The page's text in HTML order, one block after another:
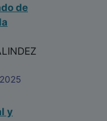
de
y